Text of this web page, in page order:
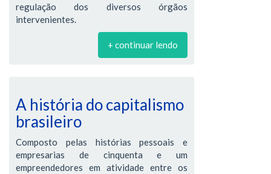
regulação dos diversos órgãos
intervenientes.
+ continuar lendo
A história do capitalismo
brasileiro
Composto pelas histórias pessoais e
empresarias de cinquenta e um
empreendedores em atividade entre os